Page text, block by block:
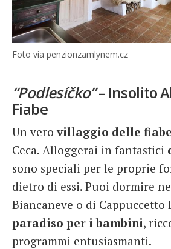
Foto via penzionzamlynem.cz
“Podlesíčko”– Insolito
Fiabe
Un verovillaggio delle fiabe
Ceca. Alloggerai in fantastici
sono speciali per le proprie
dietro di essi. Puoi dormire
Biancaneve o di Cappuccetto
paradiso per i bambini,
programmi entusiasmanti.